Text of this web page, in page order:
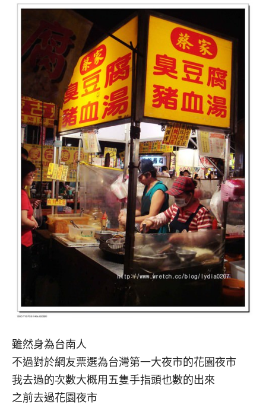
雖然身為台南人
不過對於網友票選為台灣第一大夜市的花園夜市
我去過的次數大概用五隻手指頭也數的出來
之前去過花園夜市